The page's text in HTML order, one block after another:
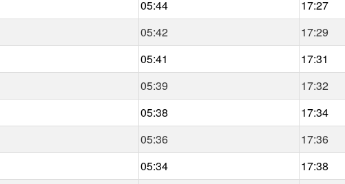
05:44
17:27
05:42
17:29
05:41
17:31
05:39
17:32
05:38
17:34
05:36
17:36
05:34
17:38